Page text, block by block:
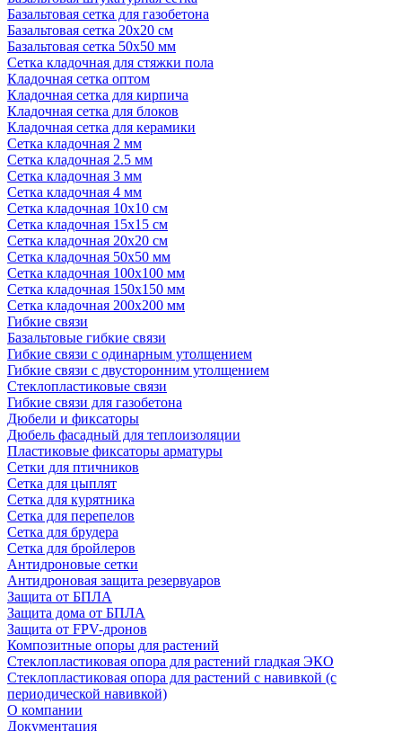
Базальтовая сетка для газобетона
Базальтовая сетка 20x20 см
Базальтовая сетка 50x50 мм
Сетка кладочная для стяжки пола
Кладочная сетка оптом
Кладочная сетка для кирпича
Кладочная сетка для блоков
Кладочная сетка для керамики
Сетка кладочная 2 мм
Сетка кладочная 2.5 мм
Сетка кладочная 3 мм
Сетка кладочная 4 мм
Сетка кладочная 10x10 см
Сетка кладочная 15x15 см
Сетка кладочная 20x20 см
Сетка кладочная 50x50 мм
Сетка кладочная 100x100 мм
Сетка кладочная 150x150 мм
Сетка кладочная 200x200 мм
Гибкие связи
Базальтовые гибкие связи
Гибкие связи с одинарным утолщением
Гибкие связи с двусторонним утолщением
Стеклопластиковые связи
Гибкие связи для газобетона
Дюбели и фиксаторы
Дюбель фасадный для теплоизоляции
Пластиковые фиксаторы арматуры
Сетки для птичников
Сетка для цыплят
Сетка для курятника
Сетка для перепелов
Сетка для брудера
Сетка для бройлеров
Антидроновые сетки
Антидроновая защита резервуаров
Защита от БПЛА
Защита дома от БПЛА
Защита от FPV-дронов
Композитные опоры для растений
Стеклопластиковая опора для растений гладкая ЭКО
Стеклопластиковая опора для растений с навивкой (с
периодической навивкой)
О компании
Документация